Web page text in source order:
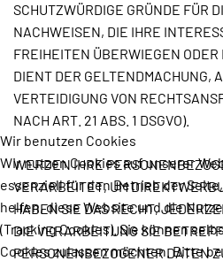
SCHUTZWÜRDIGE GRÜNDE FÜR
NACHWEISEN, DIE IHRE
FREIHEITEN ÜBERWIEGEN
DIENT DER GELTENDMACHUNG,
VERTEIDIGUNG VON
NACH ART. 21 ABS. 1 DSGVO).
WERDEN IHRE
VERARBEITET, UM
HABEN SIE DAS RECHT,
DIE VERARBEITUNG SIE
PERSONENBEZOGENER DATEN
Wir benutzen Cookies
Wir nutzen Cookies auf unserer
essenziell für den Betrieb der
helfen, diese Website und die
(Tracking Cookies). Sie können
Cookies zulassen möchten. Bitte